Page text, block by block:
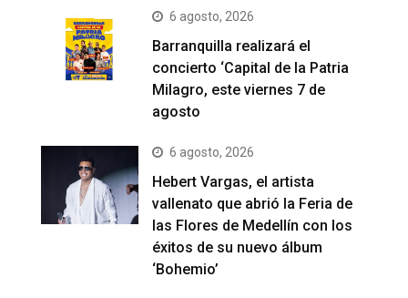
6 agosto, 2026
Barranquilla realizará el
concierto ‘Capital de la Patria
Milagro, este viernes 7 de
agosto
6 agosto, 2026
Hebert Vargas, el artista
vallenato que abrió la Feria de
las Flores de Medellín con los
éxitos de su nuevo álbum
‘Bohemio’